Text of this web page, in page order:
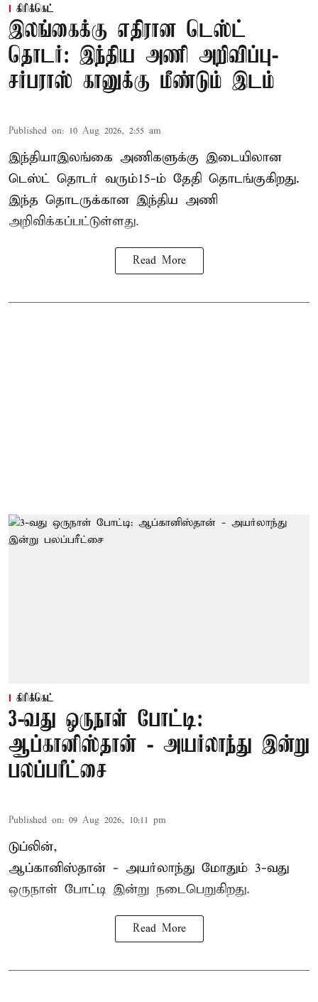
கிரிக்கெட்
இலங்கைக்கு எதிரான டெஸ்ட்
தொடர்: இந்திய அணி அறிவிப்பு-
சர்பராஸ் கானுக்கு மீண்டும் இடம்
Published on: 10 Aug 2026, 2:55 am
இந்தியா–இலங்கை அணிகளுக்கு இடையிலான
டெஸ்ட் தொடர் வரும்15-ம் தேதி தொடங்குகிறது.
இந்த தொடருக்கான இந்திய அணி
அறிவிக்கப்பட்டுள்ளது.
Read More
கிரிக்கெட்
3-வது ஒருநாள் போட்டி:
ஆப்கானிஸ்தான் - அயர்லாந்து இன்று
பலப்பரீட்சை
Published on: 09 Aug 2026, 10:11 pm
டுப்லின்,
ஆப்கானிஸ்தான் - அயர்லாந்து மோதும் 3-வது
ஒருநாள் போட்டி இன்று நடைபெறுகிறது.
Read More